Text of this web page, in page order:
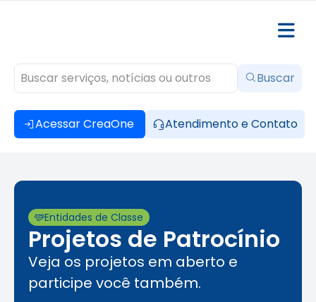
Acessar CreaOne Atendimento e Contato
Buscar
Entidades de Classe
Projetos de Patrocínio
Veja os projetos em aberto e
participe você também.